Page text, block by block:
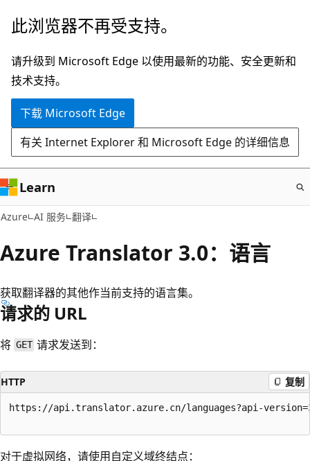
跳
主
要
内
此浏览器不再受支持。
请升级到 Microsoft Edge 以使用最新的功能、安全更新和
技术支持。
下载 Microsoft Edge
有关 Internet Explorer 和 Microsoft Edge 的详细信息
Learn
Azure AI 服务 翻译
Azure Translator 3.0：语言
获取翻译器的其他作当前支持的语言集。
请求的 URL
将 GET 请求发送到：
HTTP 复制
https://api.translator.azure.cn/languages?api-
对于虚拟网络，请使用自定义域终结点：